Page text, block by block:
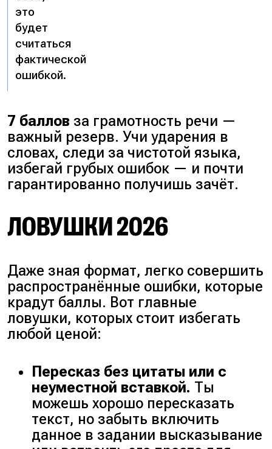
это
будет
считаться
фактической
ошибкой.
7 баллов за грамотность речи —
важный резерв. Учи ударения в
словах, следи за чистотой языка,
избегай грубых ошибок — и почти
гарантированно получишь зачёт.
ЛОВУШКИ 2026
Даже зная формат, легко совершить
распространённые ошибки, которые
крадут баллы. Вот главные
ловушки, которых стоит избегать
любой ценой:
Пересказ без цитаты или с
неуместной вставкой. Ты
можешь хорошо пересказать
текст, но забыть включить
данное в задании высказывание